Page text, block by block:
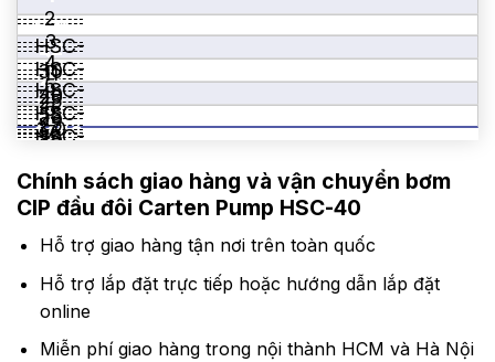
HSC-
22
5
21
2.2
1450
–
51
2
HSC-
30
11
25
3.0
51
–
51
3
HSC-
40
20
25
1450
63
–
63
4
HSC-
55
26
25
5.5
1450
–
63
5
HSC-
75
30
25
7.5
1450
76
–
76
6
HSC-
35
11.0
1450
89
76
7
150
42
35
15.0
1450
89
–
76
Chính sách giao hàng và vận chuyển bơm
CIP đầu đôi Carten Pump HSC-40
Hỗ trợ giao hàng tận nơi trên toàn quốc
Hỗ trợ lắp đặt trực tiếp hoặc hướng dẫn lắp đặt
online
Miễn phí giao hàng trong nội thành HCM và Hà Nội